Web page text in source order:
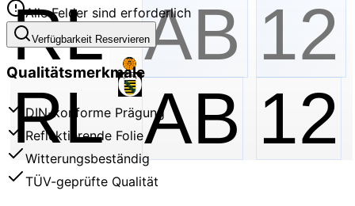
RL AB 12
Alle Felder sind erforderlich
Verfügbarkeit Reservieren
Qualitätsmerkmale
DIN-konforme Prägung
Reflektierende Folie
Witterungsbeständig
TÜV-geprüfte Qualität